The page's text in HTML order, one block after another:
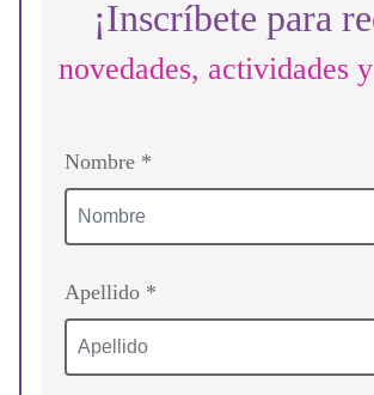
¡Inscríbete para
novedades, actividades
Nombre *
Apellido *